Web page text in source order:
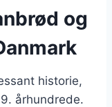
og
historie,
århundrede.